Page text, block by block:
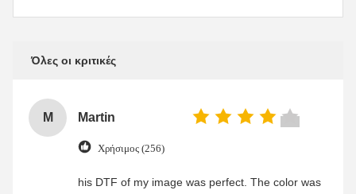
Όλες οι κριτικές
M Martin
Χρήσιμος (256)
his DTF of my image was perfect. The color was